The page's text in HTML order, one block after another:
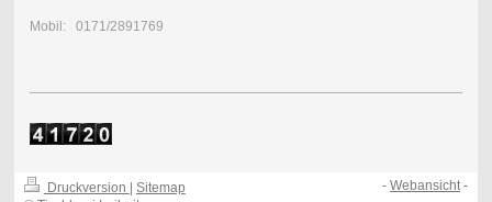
Mobil: 0171/2891769
Druckversion
Sitemap
-Webansicht-